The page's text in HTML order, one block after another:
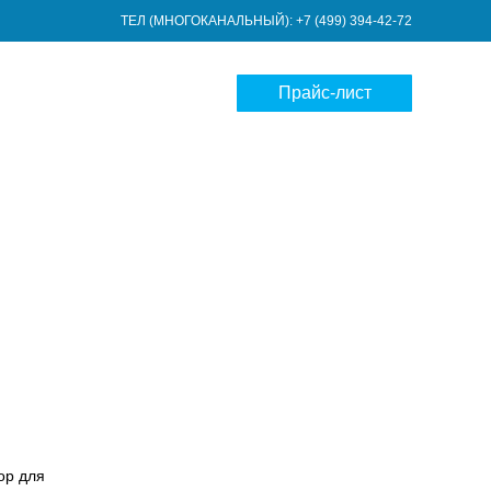
ТЕЛ (МНОГОКАНАЛЬНЫЙ): +7 (499) 394-42-72
Прайс-лист
для